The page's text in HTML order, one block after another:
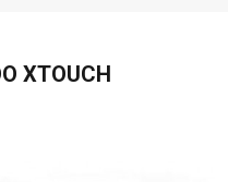
XTOUCH